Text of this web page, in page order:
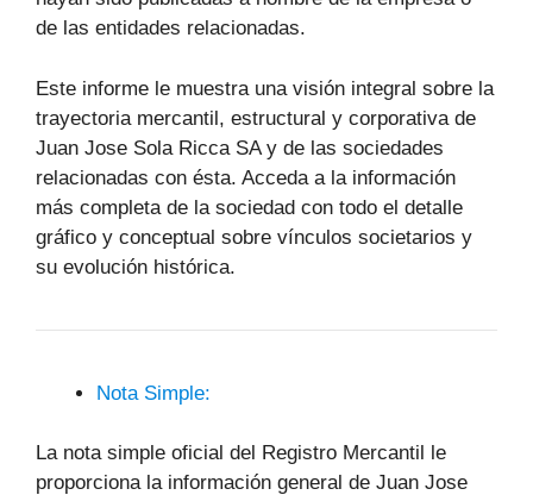
de las entidades relacionadas.
Este informe le muestra una visión integral sobre la
trayectoria mercantil, estructural y corporativa de
Juan Jose Sola Ricca SA y de las sociedades
relacionadas con ésta. Acceda a la información
más completa de la sociedad con todo el detalle
gráfico y conceptual sobre vínculos societarios y
su evolución histórica.
Nota Simple:
La nota simple oficial del Registro Mercantil le
proporciona la información general de Juan Jose